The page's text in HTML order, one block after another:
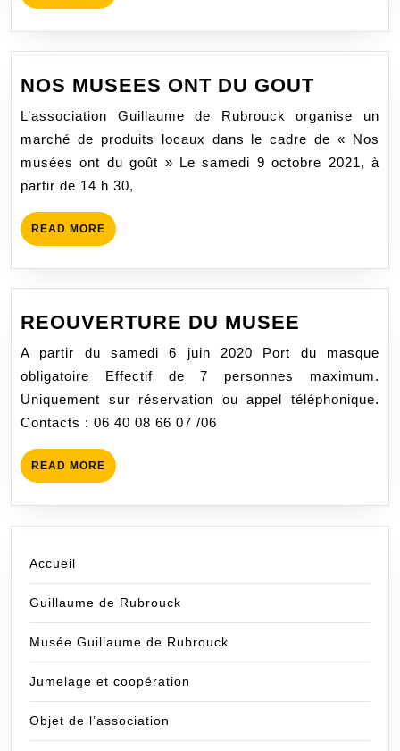
LE
MORE
NOS MUSEES ONT DU GOUTNOS
ONT
DU
L’association Guillaume de Rubrouck organise un
marché de produits locaux dans le cadre de « Nos
musées ont du goût » Le samedi 9 octobre 2021, à
partir de 14 h 30,
READ MORE READ
MORE
REOUVERTURE DU MUSEE
DU
MUSEE
A partir du samedi 6 juin 2020 Port du masque
obligatoire Effectif de 7 personnes maximum.
Uniquement sur réservation ou appel téléphonique.
Contacts : 06 40 08 66 07 /06
READ MORE READ
MORE
Accueil
Guillaume de Rubrouck
Musée Guillaume de Rubrouck
Jumelage et coopération
Objet de l’association